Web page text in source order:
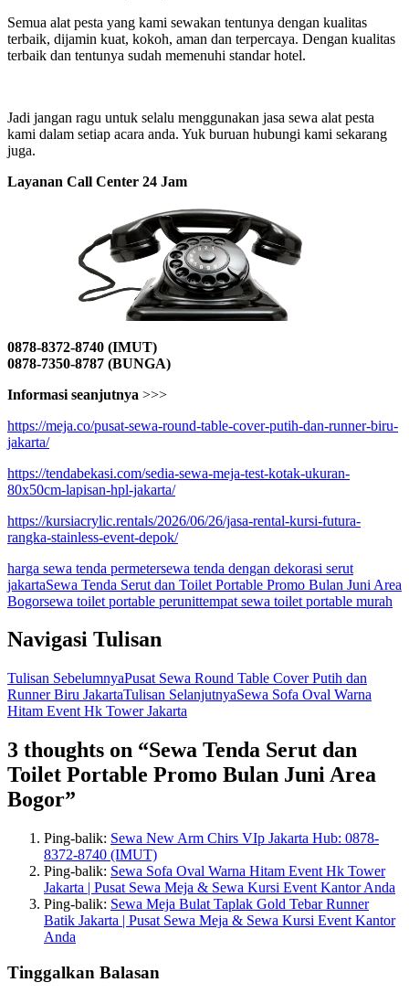
Semua alat pesta yang kami sewakan tentunya dengan kualitas
terbaik, dijamin kuat, kokoh, aman dan terpercaya. Dengan kualitas
terbaik dan tentunya sudah memenuhi standar hotel.
Jadi jangan ragu untuk selalu menggunakan jasa sewa alat pesta
kami dalam setiap acara anda. Yuk buruan hubungi kami sekarang
juga.
Layanan Call Center 24 Jam
0878-8372-8740 (IMUT)
0878-7350-8787 (BUNGA)
Informasi seanjutnya >>>
https://meja.co/pusat-sewa-round-table-cover-putih-dan-runner-biru-
jakarta/
https://tendabekasi.com/sedia-sewa-meja-test-kotak-ukuran-
80x50cm-lapisan-hpl-jakarta/
https://kursiacrylic.rentals/2026/06/26/jasa-rental-kursi-futura-
rangka-stainless-event-depok/
harga sewa tenda permetersewa tenda dengan dekorasi serut
jakartaSewa Tenda Serut dan Toilet Portable Promo Bulan Juni Area
Bogorsewa toilet portable perunittempat sewa toilet portable murah
Navigasi Tulisan
Tulisan SebelumnyaPusat Sewa Round Table Cover Putih dan
Runner Biru JakartaTulisan SelanjutnyaSewa Sofa Oval Warna
Hitam Event Hk Tower Jakarta
3 thoughts on “Sewa Tenda Serut dan
Toilet Portable Promo Bulan Juni Area
Bogor”
Ping-balik: Sewa New Arm Chirs VIp Jakarta Hub: 0878-
8372-8740 (IMUT)
Ping-balik: Sewa Sofa Oval Warna Hitam Event Hk Tower
Jakarta | Pusat Sewa Meja & Sewa Kursi Event Kantor Anda
Ping-balik: Sewa Meja Bulat Taplak Gold Tebar Runner
Batik Jakarta | Pusat Sewa Meja & Sewa Kursi Event Kantor
Anda
Tinggalkan Balasan